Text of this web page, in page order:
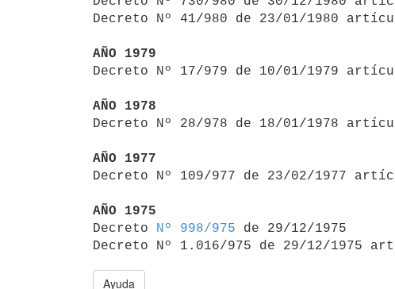
Decreto Nº 41/980 de 23/01/1980
AÑO 1979
Decreto Nº 17/979 de 10/01/1979
AÑO 1978
Decreto Nº 28/978 de 18/01/1978
AÑO 1977
Decreto Nº 109/977 de 23/02/1977
AÑO 1975
Decreto
Nº 998/975 de 29/12/1975
Decreto Nº 1.016/975 de 29/12/1975
Ayuda